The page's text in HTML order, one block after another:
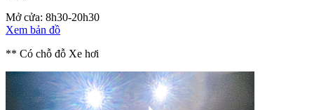
Mở cửa: 8h30-20h30
Xem bản đồ
** Có chỗ đỗ Xe hơi